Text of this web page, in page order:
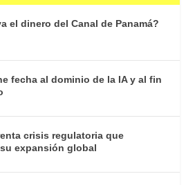
el dinero del Canal de Panamá?
fecha al dominio de la IA y al fin
crisis regulatoria que
expansión global